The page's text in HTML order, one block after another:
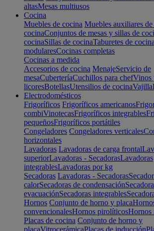
altasMesas multiusos
Cocina
Muebles de cocina Muebles auxiliares de
cocinaConjuntos de mesas y sillas de
cocinaSillas de cocinaTaburetes de cocina
modularesCocinas completas
Cocinas a medida
Accesorios de cocina MenajeServicio de
mesaCuberteríaCuchillos para chefVinos
licoresBotellasUtensilios de cocinaVajilla
Electrodomésticos
Frigoríficos Frigoríficos americanos
combiVinotecasFrigoríficos integrables
pequeñosFrigoríficos portátiles
Congeladores Congeladores verticales
horizontales
Lavadoras Lavadoras de carga frontal
superiorLavadoras - SecadorasLavadoras
integrablesLavadoras por kg
Secadoras Lavadoras - Secadoras
calorSecadoras de condensación
evacuaciónSecadoras integrables
Hornos Conjunto de horno y placa
convencionalesHornos pirolíticosHornos
Placas de cocina Conjunto de horno y
placaVitrocerámicaPlacas de inducción